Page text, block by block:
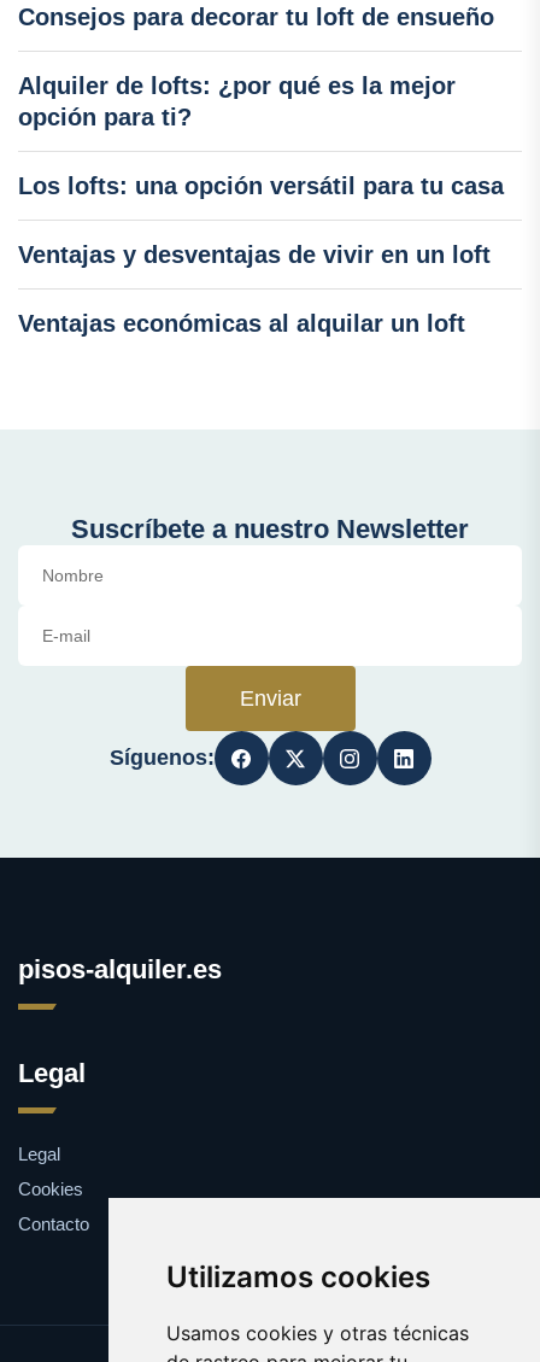
Utilizamos cookies
Usamos cookies y otras técnicas
Consejos para decorar tu loft de ensueño
Alquiler de lofts: ¿por qué es la mejor
opción para ti?
Los lofts: una opción versátil para tu casa
Ventajas y desventajas de vivir en un loft
Ventajas económicas al alquilar un loft
Suscríbete a nuestro Newsletter
Enviar
Síguenos:
pisos-alquiler.es
Legal
Legal
Cookies
Contacto